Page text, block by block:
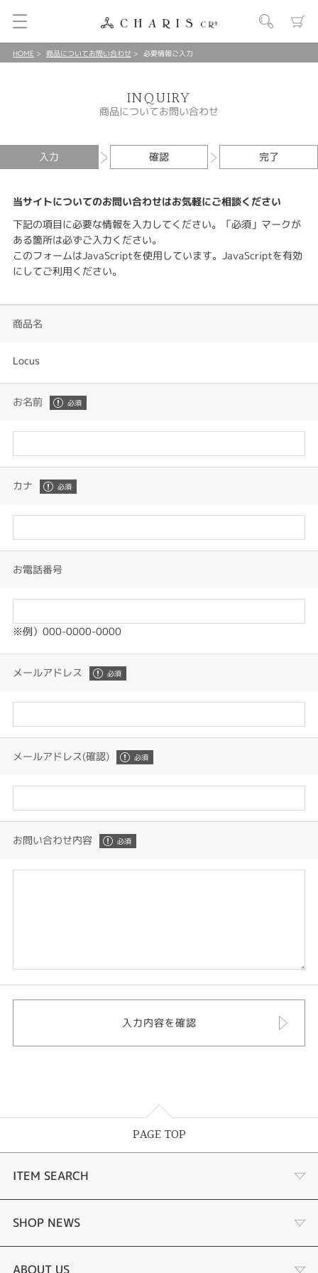
HOME 商品についてお問い合わせ 必要情報ご入力
INQUIRY
商品についてお問い合わせ
入力 確認 完了
当サイトについてのお問い合わせはお気軽にご相談ください
下記の項目に必要な情報を入力してください。「必須」マークが
ある箇所は必ずご入力ください。
このフォームはJavaScriptを使用しています。JavaScriptを有効
にしてご利用ください。
商品名
Locus
お名前
カナ
お電話番号
※例）000-0000-0000
メールアドレス
メールアドレス(確認)
お問い合わせ内容
PAGE TOP
ITEM SEARCH
婚約指輪
手作り婚約指輪
SHOP NEWS
デジタルジュエリー®とは
ABOUT US